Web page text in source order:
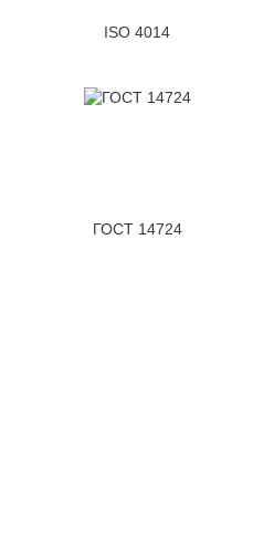
ISO 4014
ГОСТ 14724